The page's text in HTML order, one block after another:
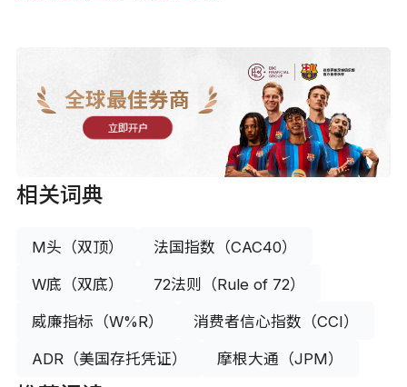
全球最佳券商
立即开户
相关词典
M头（双顶） 法国指数（CAC40）
W底（双底） 72法则（Rule of 72）
威廉指标（W%R） 消费者信心指数（CCI）
ADR（美国存托凭证） 摩根大通（JPM）